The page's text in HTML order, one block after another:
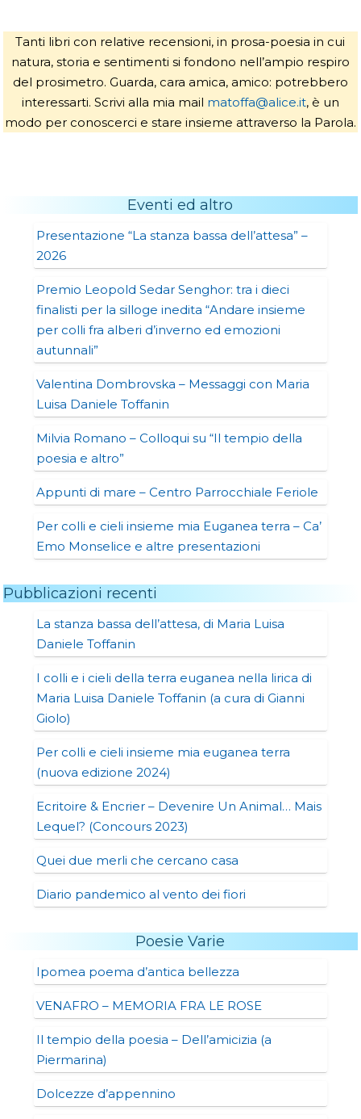
Tanti libri con relative recensioni, in prosa-poesia in cui
natura, storia e sentimenti si fondono nell’ampio respiro
del prosimetro. Guarda, cara amica, amico: potrebbero
interessarti. Scrivi alla mia mail matoffa@alice.it, è un
modo per conoscerci e stare insieme attraverso la Parola.
Eventi ed altro
Presentazione “La stanza bassa dell’attesa” –
2026
Premio Leopold Sedar Senghor: tra i dieci
finalisti per la silloge inedita “Andare insieme
per colli fra alberi d’inverno ed emozioni
autunnali”
Valentina Dombrovska – Messaggi con Maria
Luisa Daniele Toffanin
Milvia Romano – Colloqui su “Il tempio della
poesia e altro”
Appunti di mare – Centro Parrocchiale Feriole
Per colli e cieli insieme mia Euganea terra – Ca’
Emo Monselice e altre presentazioni
Pubblicazioni recenti
La stanza bassa dell’attesa, di Maria Luisa
Daniele Toffanin
I colli e i cieli della terra euganea nella lirica di
Maria Luisa Daniele Toffanin (a cura di Gianni
Giolo)
Per colli e cieli insieme mia euganea terra
(nuova edizione 2024)
Ecritoire & Encrier – Devenire Un Animal… Mais
Lequel? (Concours 2023)
Quei due merli che cercano casa
Diario pandemico al vento dei fiori
Poesie Varie
Ipomea poema d’antica bellezza
VENAFRO – MEMORIA FRA LE ROSE
Il tempio della poesia – Dell’amicizia (a
Piermarina)
Dolcezze d’appennino